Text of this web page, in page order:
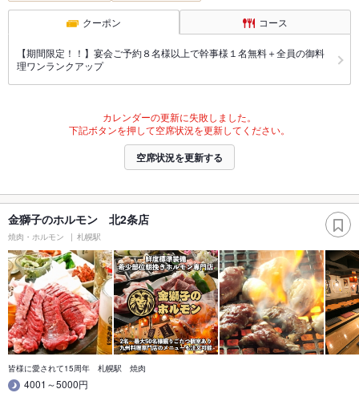
クーポン コース
【期間限定！！】宴会ご予約８名様以上で幹事様１名無料＋全員の御料
理ワンランクアップ
カレンダーの更新に失敗しました。
下記ボタンを押して空席状況を更新してください。
空席状況を更新する
金獅子のホルモン 北2条店
焼肉・ホルモン 札幌駅
皆様に愛されて15周年 札幌駅 焼肉
4001～5000円